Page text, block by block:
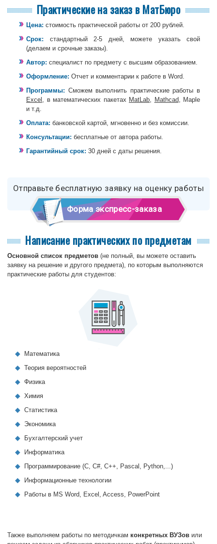
Практические на заказ в МатБюро
Цена: стоимость практической работы от 200 рублей.
Срок: стандартный 2-5 дней, можете указать свой
(делаем и срочные заказы).
Автор: специалист по предмету с высшим образованием.
Оформление: Отчет и комментарии к работе в Word.
Программы: Сможем выполнить практические работы в
Excel
, в математических пакетах MatLab Mathcad , Maple
и т.д.
Оплата: банковской картой, мгновенно и без комиссии.
Консультации: бесплатные от автора работы.
Гарантийный срок: 30 дней с даты решения.
Отправьте бесплатную заявку на оценку работы
Форма экспресс-заказа
Написание практических по предметам
Основной список предметов (не полный, вы можете оставить
заявку на решение и другого предмета), по которым выполняются
практические работы для студентов:
Математика
Теория вероятностей
Физика
Химия
Статистика
Экономика
Бухгалтерский учет
Информатика
Программирование (C, C#, C++, Pascal, Python,...)
Информационные технологии
Работы в MS Word, Excel, Access, PowerPoint
Также выполняем работы по методичкам конкретных ВУЗов или